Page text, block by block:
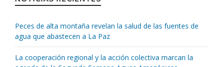
Peces de alta montaña revelan la salud de las fuentes de
agua que abastecen a La Paz
La cooperación regional y la acción colectiva marcan la